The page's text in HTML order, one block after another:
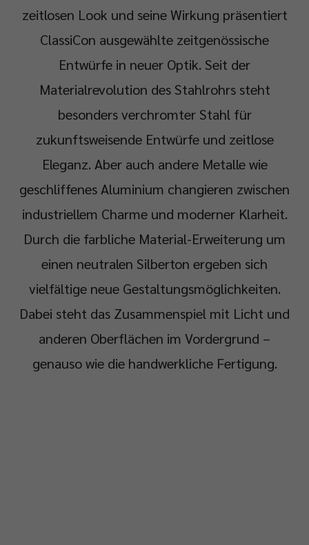
zeitlosen Look und seine Wirkung präsentiert
ClassiCon ausgewählte zeitgenössische
Entwürfe in neuer Optik. Seit der
Materialrevolution des Stahlrohrs steht
besonders verchromter Stahl für
zukunftsweisende Entwürfe und zeitlose
Eleganz. Aber auch andere Metalle wie
geschliffenes Aluminium changieren zwischen
industriellem Charme und moderner Klarheit.
Durch die farbliche Material-Erweiterung um
einen neutralen Silberton ergeben sich
vielfältige neue Gestaltungsmöglichkeiten.
Dabei steht das Zusammenspiel mit Licht und
anderen Oberflächen im Vordergrund –
genauso wie die handwerkliche Fertigung.